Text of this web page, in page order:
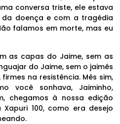
conversa triste, ele estava
doença e com a tragédia
falamos em morte, mas eu
as capas do Jaime, sem as
do Jaime, sem o jaimês
na resistência. Mês sim,
você sonhava, Jaiminho,
chegamos à nossa edição
Xapuri 100, como era desejo